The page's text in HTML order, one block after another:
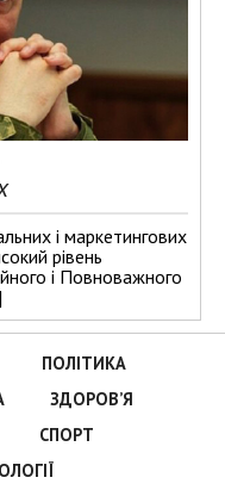
і маркетингових
рівень
і Повноважного
ПОЛІТИКА
ЗДОРОВ’Я
СПОРТ